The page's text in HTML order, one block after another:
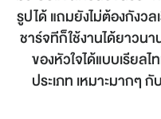
รูปได้ แถมยังไม่ต้องกังวล
ชาร์จทีก็ใช้งานได้ยาวน
ของหัวใจได้แบบเรียล
ประเภท เหมาะมากๆ